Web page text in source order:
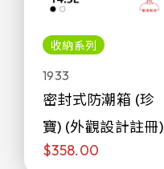
收納系列
1933
密封式防潮箱 (珍
寶) (外觀設計註冊)
$358.00